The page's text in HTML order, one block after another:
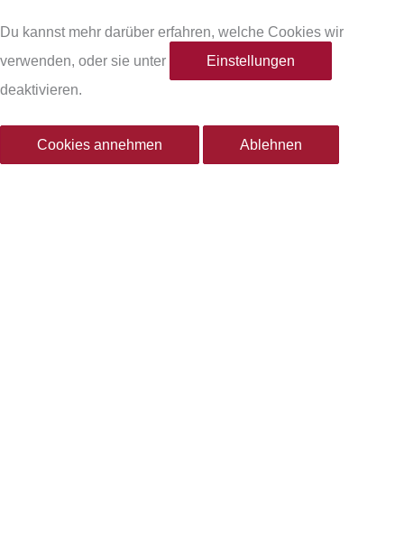
e
b
o
o
Du kannst mehr darüber erfahren, welche Cookies wir
verwenden, oder sie unter
Einstellungen
deaktivieren.
Cookies annehmen Ablehnen